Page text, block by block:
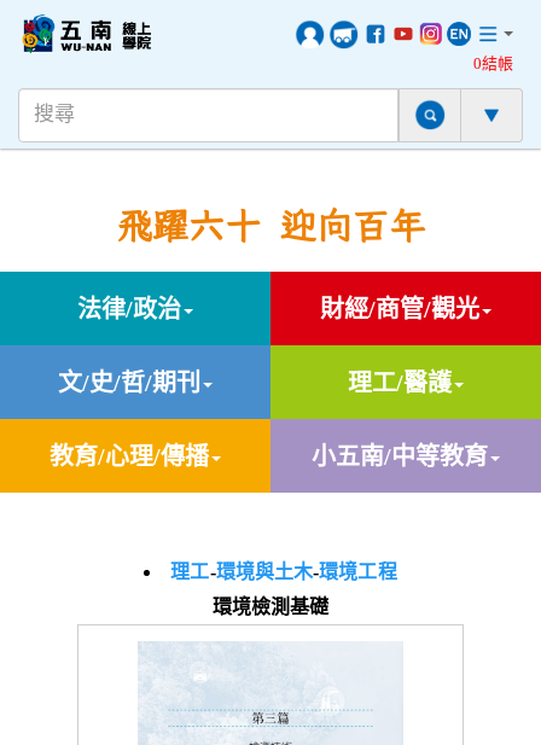
0結帳
飛躍六十 迎向百年
法律/政治 財經/商管/觀光
文/史/哲/期刊 理工/醫護
教育/心理/傳播 小五南/中等教育
理工-環境與土木-環境工程
環境檢測基礎